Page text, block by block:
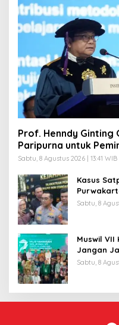
Prof. Henndy Ginting
Paripurna untuk
Sabtu, 8 Agustus 2026 | 13:41 WIB
Kasus
Orang
Sabtu, 8
Muswil VII
Jangan
Sabtu, 8